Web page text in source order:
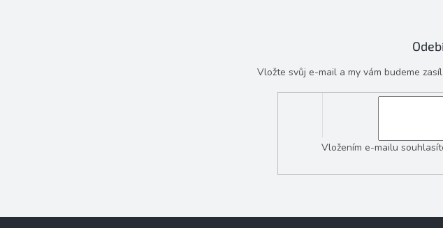
Vložte svůj e-mail a my vám budeme
Vložením e-mailu